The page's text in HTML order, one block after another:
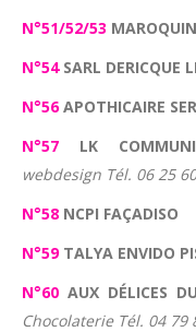
N°51/52/53
N°54SARL DERICQUE
N°56APOTHICAIRE
N°57 LK
webdesign Tél. 06 25
N°58 NCPI FAÇADISO
N°59TALYA ENVIDO
N°60 AUX DÉLICES
Chocolaterie Tél. 04 79